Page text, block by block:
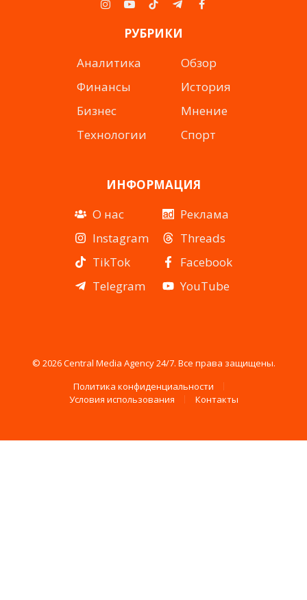
Instagram
YouTubeTikTokTelegramFacebook
РУБРИКИ
Аналитика
Финансы
Бизнес
Технологии
Обзор
История
Мнение
Спорт
ИНФОРМАЦИЯ
О нас
Instagram
TikTok
Telegram
Реклама
Threads
Facebook
YouTube
© 2026 Central Media Agency 24/7. Все права защищены.
Политика конфиденциальности
Условия использования
Контакты